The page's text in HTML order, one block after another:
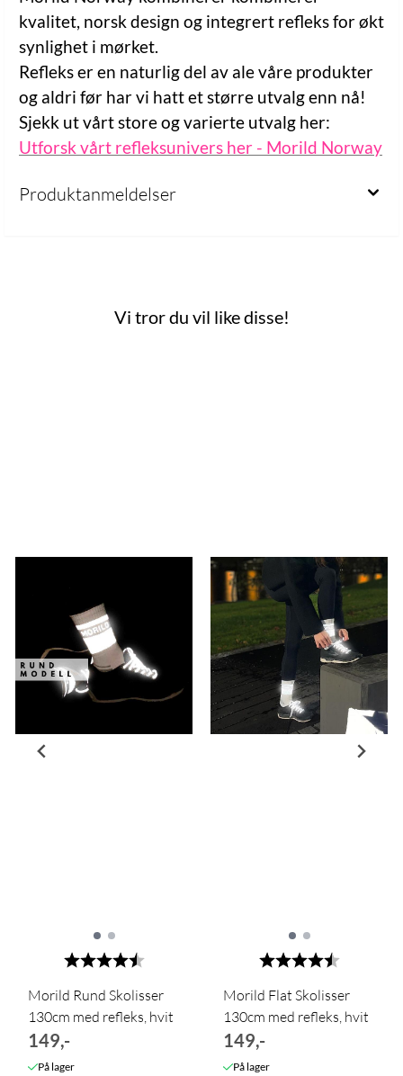
kvalitet, norsk design og integrert refleks for økt
synlighet i mørket.
Refleks er en naturlig del av ale våre produkter
og aldri før har vi hatt et større utvalg enn nå!
Sjekk ut vårt store og varierte utvalg her:
Utforsk vårt refleksunivers her - Morild Norway
Produktanmeldelser
Vi tror du vil like disse!
Karakter: 4.7 av 5 mulige
Morild Rund Skolisser
130cm med refleks, hvit
149,-
På lager
Karakter: 4.6 av 5
Morild Flat Skolisser
130cm med refleks, hvit
149,-
På lager